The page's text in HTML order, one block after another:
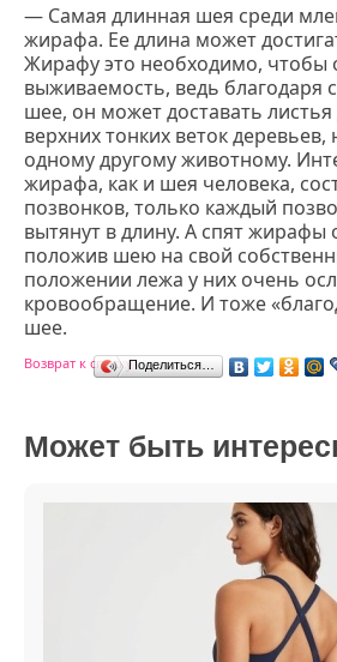
— Самая длинная шея среди
жирафа. Ее длина может
Жирафу это необходимо, чтобы
выживаемость, ведь благодаря
шее, он может доставать
верхних тонких веток деревьев,
одному другому животному.
жирафа, как и шея человека,
позвонков, только каждый
вытянут в длину. А спят жирафы
положив шею на свой
положении лежа у них очень
кровообращение. И тоже
шее.
Возврат к спискуПоделиться…
Может быть